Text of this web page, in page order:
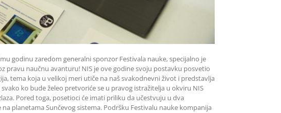
godinu zaredom generalni sponzor Festivala nauke, specijalno je
pravu naučnu avanturu! NIS je ove godine svoju postavku posvetio
tema koja u velikoj meri utiče na naš svakodnevni život i predstavlja
ko bude želeo pretvoriće se u pravog istražitelja u okviru NIS
Pored toga, posetioci će imati priliku da učestvuju u dva
planetama Sunčevog sistema. Podršku Festivalu nauke kompanija